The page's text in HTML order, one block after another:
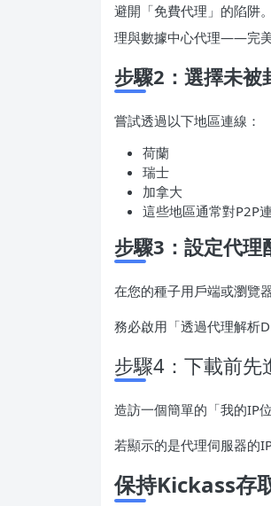
避開「免費代理」的陷阱
理與數據中心代理——完美
步驟2：選擇未被
嘗試透過以下地區連線：
荷蘭
瑞士
加拿大
這些地區通常對P2P
步驟3：設定代理
在您的種子用戶端或瀏覽
務必啟用「透過代理解析
步驟4：下載前先
造訪一個簡單的「我的IP
若顯示的是代理伺服器的
保持Kickass存